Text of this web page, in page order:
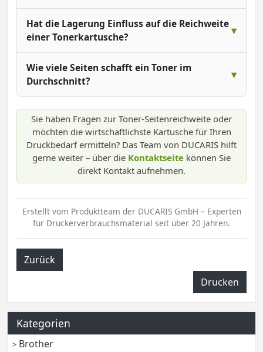
Hat die Lagerung Einfluss auf die Reichweite
einer Tonerkartusche?
Wie viele Seiten schafft ein Toner im
Durchschnitt?
Sie haben Fragen zur Toner-Seitenreichweite oder
möchten die wirtschaftlichste Kartusche für Ihren
Druckbedarf ermitteln? Das Team von DUCARIS hilft
gerne weiter – über die Kontaktseite können Sie
direkt Kontakt aufnehmen.
Erstellt vom Produktteam der DUCARIS GmbH – Experten
für Druckerverbrauchsmaterial seit über 20 Jahren.
Zurück
Drucken
Kategorien
Brother